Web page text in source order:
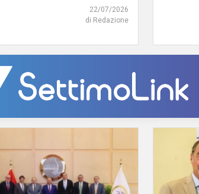
22/07/2026
di Redazione